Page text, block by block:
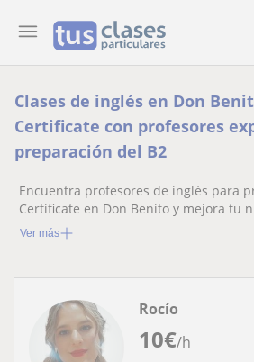
Clases de inglés en Don
Certificate con profesores
preparación del B2
Encuentra profesores de inglés para
Certificate en Don Benito y mejora tu
B2 de Cambridge
Ver más
10€/h
Rocío